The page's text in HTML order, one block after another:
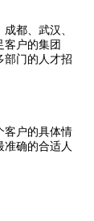
都、武汉、
客户的集团
部门的人才招
客户的具体情
确的合适人